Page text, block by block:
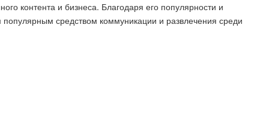
контента и бизнеса. Благодаря его популярности и
средством коммуникации и развлечения среди